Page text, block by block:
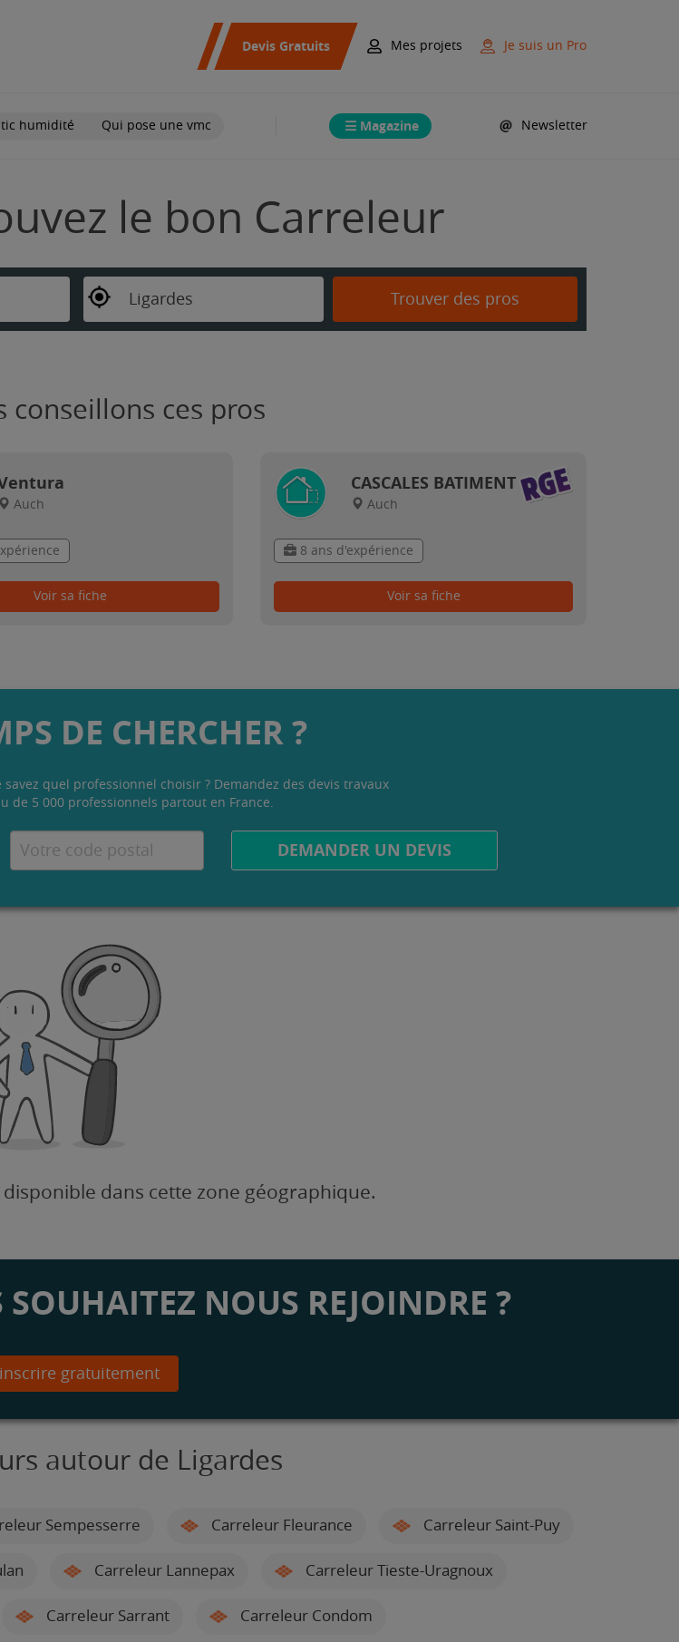
Devis Gratuits Mes projets Je suis un Pro
humidité Qui pose une vmc Magazine Newsletter
le bon Carreleur
Ligardes Trouver des pros
conseillons ces pros
Auch
Voir sa fiche
CASCALES BATIMENT
Auch
8 ans d'expérience
Voir sa fiche
DE CHERCHER ?
quel professionnel choisir ? Demandez des devis travaux
de 5 000 professionnels partout en France.
DEMANDER UN DEVIS
dans cette zone géographique.
NOUS REJOINDRE ?
gratuitement
autour de Ligardes
Sempesserre Carreleur Fleurance Carreleur Saint-Puy
Carreleur Lannepax Carreleur Tieste-Uragnoux
Carreleur Sarrant Carreleur Condom